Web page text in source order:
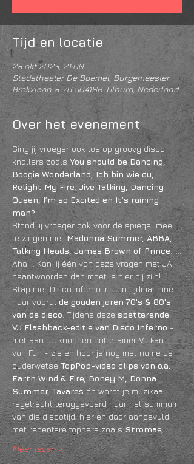
Tijd en locatie
28 okt 2023, 21:00
Stadstheater De Boemel, Burgemeester
Brokxlaan 8-76 5041SB Tilburg, Nederland
Over het evenement
Ging jij vroeger ook los op groovy disco
knallers zoals You should be Dancing,
Boogie Wonderland, Ich bin wie du,
Relight My Fire, Jive Talking, Dancing
Queen, I’m so Excited en It’s raining
man?
Stond jij vroeger ook voor de spiegel mee
te zingen met Madonna Summer, ABBA,
Talking Heads, James Brown of Prince……
Aha…. Kan jij één van deze vragen met JA
beantwoorden dan moet je hier bij zijn!
Stap met Disco Inferno in een tijdmachine
naar vooral de gouden jaren 70's & 80's
van de disco . Tijdens deze spetterende
VJ Flashback-editie van Disco Inferno -
met aan de knoppen entertainer VJ Fan
van Fun - zie en hoor je nog met name de
ouderwetse TopPop-video clips van o.a.
Earth Wind & Fire, Boney M, Donna
Summer, Tavares én wordt je muzikaal
regelrecht teruggevoerd naar het summum
van die discotijd, hier en daar aangevuld
met recentere toppers zoals Stromae,…
Meer lezen >